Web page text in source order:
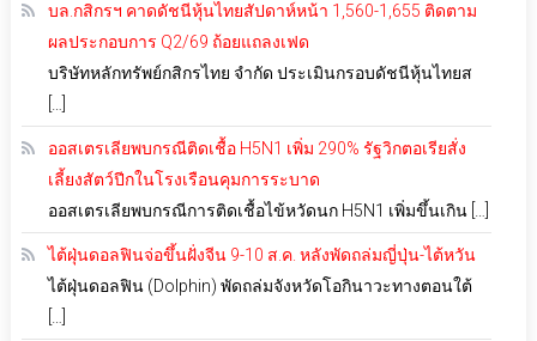
บล.กสิกรฯ คาดดัชนีหุ้นไทยสัปดาห์หน้า 1,560-1,655 ติดตาม
ผลประกอบการ Q2/69 ถ้อยแถลงเฟด
บริษัทหลักทรัพย์กสิกรไทย จำกัด ประเมินกรอบดัชนีหุ้นไทยส
[…]
ออสเตรเลียพบกรณีติดเชื้อ H5N1 เพิ่ม 290% รัฐวิกตอเรียสั่ง
เลี้ยงสัตว์ปีกในโรงเรือนคุมการระบาด
ออสเตรเลียพบกรณีการติดเชื้อไข้หวัดนก H5N1 เพิ่มขึ้นเกิน […]
ไต้ฝุ่นดอลฟินจ่อขึ้นฝั่งจีน 9-10 ส.ค. หลังพัดถล่มญี่ปุ่น-ไต้หวัน
ไต้ฝุ่นดอลฟิน (Dolphin) พัดถล่มจังหวัดโอกินาวะทางตอนใต้
[…]